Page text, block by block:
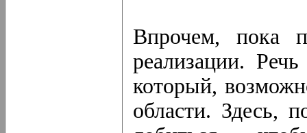
Впрочем, пока
реализации.
который,
области. Здесь,